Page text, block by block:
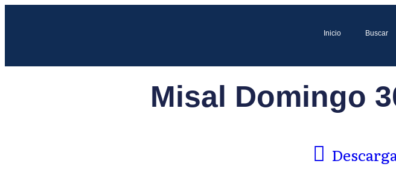
Inicio Buscar
Misal Domingo